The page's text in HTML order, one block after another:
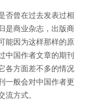
否曾在过去发表过相
是商业杂志，出版商
能因为这样那样的原
中国作者文章的期刊
各方面差不多的情况
一般会对中国作者更
方式。